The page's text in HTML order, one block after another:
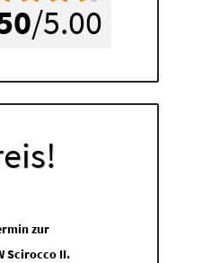
/5.00
zur
Scirocco II.